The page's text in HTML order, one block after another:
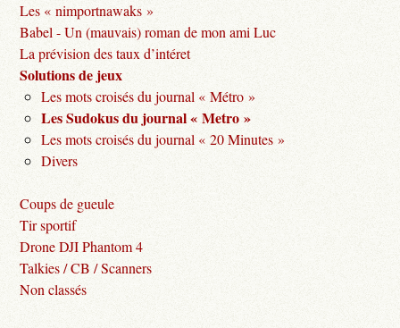
Les « nimportnawaks »
Babel - Un (mauvais) roman de mon ami Luc
La prévision des taux d’intéret
Solutions de jeux
Les mots croisés du journal « Métro »
Les Sudokus du journal « Metro »
Les mots croisés du journal « 20 Minutes »
Divers
Coups de gueule
Tir sportif
Drone DJI Phantom 4
Talkies / CB / Scanners
Non classés